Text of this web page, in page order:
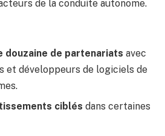
de la conduite autonome.
douzaine de partenariats avec
et développeurs de logiciels de
ciblés dans certaines